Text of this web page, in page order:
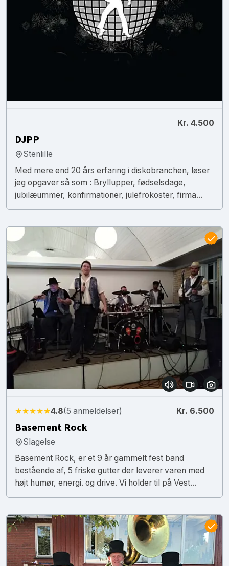
Kr. 4.500
DJPP
Stenlille
Med mere end 20 års erfaring i diskobranchen, løser
jeg opgaver så som : Bryllupper, fødselsdage,
jubilæummer, konfirmationer, julefrokoster, firma...
★★★★★4.8(5 anmeldelser) Kr. 6.500
Basement Rock
Slagelse
Basement Rock, er et 9 år gammelt fest band
bestående af, 5 friske gutter der leverer varen med
højt humør, energi. og drive. Vi holder til på Vest...